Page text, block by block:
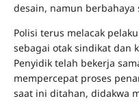
desain, namun berbahaya
Polisi terus melacak
sebagai otak sindikat dan
Penyidik telah bekerja
mempercepat proses
saat ini ditahan, didakwa